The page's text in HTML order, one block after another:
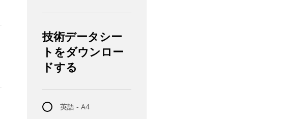
技術データシー
トをダウンロー
ドする
英語 - A4